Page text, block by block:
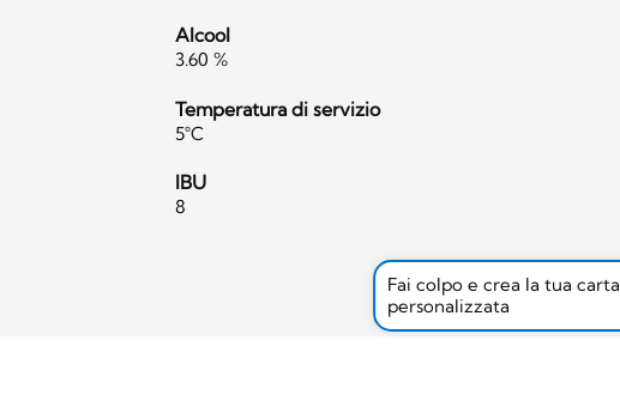
Alcool
3.60 %
Temperatura di servizio
5°C
IBU
8
Fai colpo e crea la tua carta
personalizzata